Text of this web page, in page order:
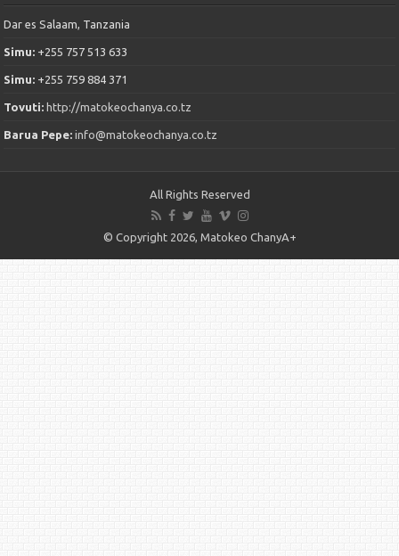
Dar es Salaam, Tanzania
Simu: +255 757 513 633
Simu: +255 759 884 371
Tovuti: http://matokeochanya.co.tz
Barua Pepe:info@matokeochanya.co.tz
All Rights Reserved
© Copyright 2026, Matokeo ChanyA+